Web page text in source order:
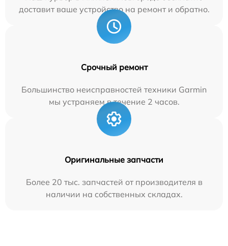
доставит ваше устройство на ремонт и обратно.
Срочный ремонт
Большинство неисправностей техники Garmin
мы устраняем в течение 2 часов.
Оригинальные запчасти
Более 20 тыс. запчастей от производителя в
наличии на собственных складах.